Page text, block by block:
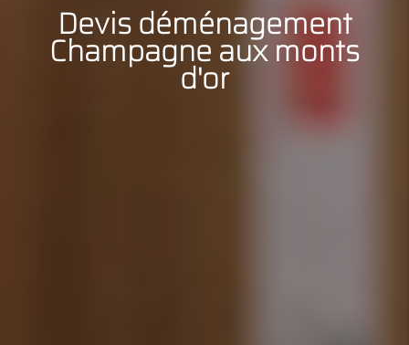
Devis déménagement
Champagne aux monts
d'or